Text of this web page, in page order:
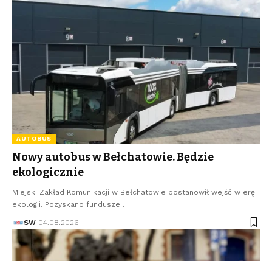
AUTOBUS
Nowy autobus w Bełchatowie. Będzie
ekologicznie
Miejski Zakład Komunikacji w Bełchatowie postanowił wejść w erę
ekologii. Pozyskano fundusze…
SW 04.08.2026